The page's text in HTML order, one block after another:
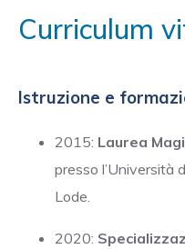
Curriculum
Istruzione e
2015: Laurea
presso l’Università
Lode.
2020: